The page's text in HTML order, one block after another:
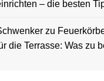
– die besten
zu
die Terrasse: Was zu